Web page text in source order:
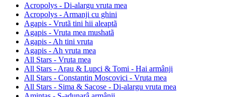
Acropolys - Di-alargu vruta mea
Acropolys - Armanji cu ghini
Agapis - Vrutã tini hii aleaptã
Agapis - Vruta mea mushatã
Agapis - Ah tini vruta
Agapis - Ah vruta mea
All Stars - Vruta mea
All Stars - Arau & Lupci & Tomi - Hai armânji
All Stars - Constantin Moscovici - Vruta mea
All Stars - Sima & Sacose - Di-alargu vruta mea